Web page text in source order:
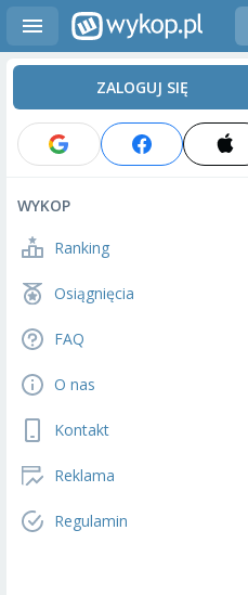
ZALOGUJ SIĘ
WYKOP
Ranking
Osiągnięcia
FAQ
O nas
Kontakt
Reklama
Regulamin